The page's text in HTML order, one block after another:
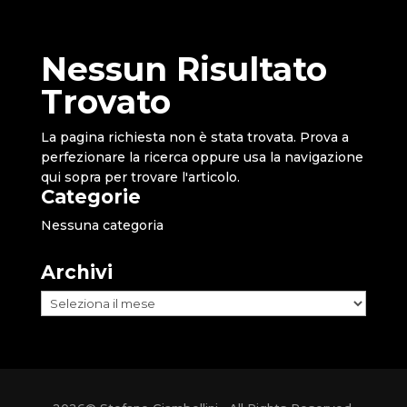
Nessun Risultato
Trovato
La pagina richiesta non è stata trovata. Prova a
perfezionare la ricerca oppure usa la navigazione
qui sopra per trovare l'articolo.
Categorie
Nessuna categoria
Archivi
Archivi